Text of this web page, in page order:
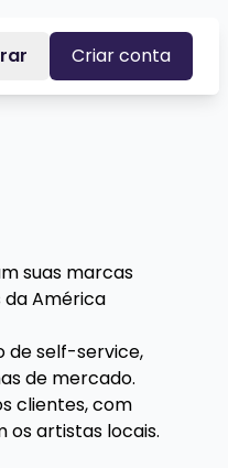
Criar conta
suas marcas
da América
de self-service,
de mercado.
clientes, com
os artistas locais.